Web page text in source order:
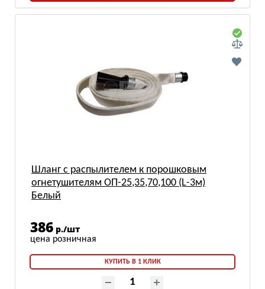
Шланг с распылителем к порошковым
огнетушителям ОП-25,35,70,100 (L-3м)
Белый
386 р./шт
КУПИТЬ В 1 КЛИК